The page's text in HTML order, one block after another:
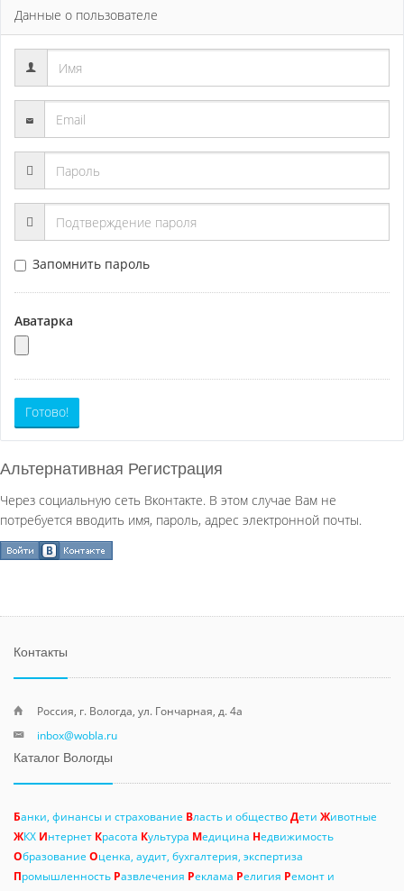
Данные о пользователе
Запомнить пароль
Аватарка
Готово!
Альтернативная Регистрация
Через социальную сеть Вконтакте. В этом случае Вам не
потребуется вводить имя, пароль, адрес электронной почты.
Контакты
Россия, г. Вологда, ул. Гончарная, д. 4а
inbox@wobla.ru
Каталог Вологды
Банки, финансы и страхование Власть и обществоДети Животные
ЖКХ Интернет Красота Культура Медицина Недвижимость
Образование Оценка, аудит, бухгалтерия, экспертиза
Промышленность Развлечения Реклама Религия Ремонт и